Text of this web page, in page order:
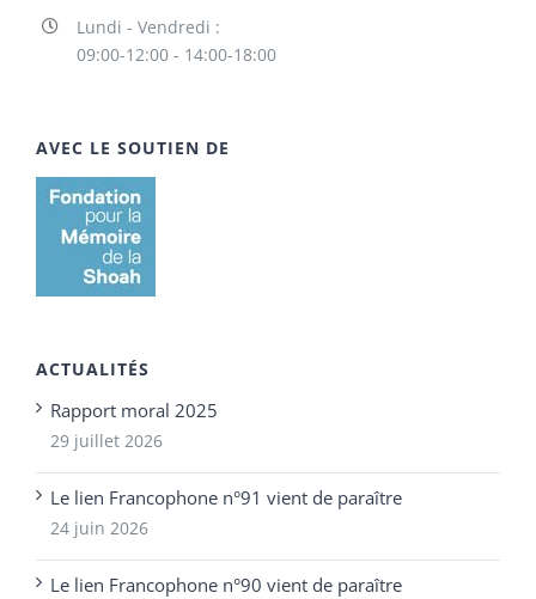
Lundi - Vendredi :
09:00-12:00 - 14:00-18:00
AVEC LE SOUTIEN DE
ACTUALITÉS
Rapport moral 2025
29 juillet 2026
Le lien Francophone n°91 vient de paraître
24 juin 2026
Le lien Francophone n°90 vient de paraître